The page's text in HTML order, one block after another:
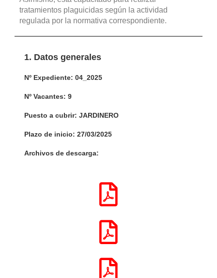
tratamientos plaguicidas según la actividad
regulada por la normativa correspondiente.
1. Datos generales
Nº Expediente: 04_2025
Nº Vacantes: 9
Puesto a cubrir: JARDINERO
Plazo de inicio: 27/03/2025
Archivos de descarga: